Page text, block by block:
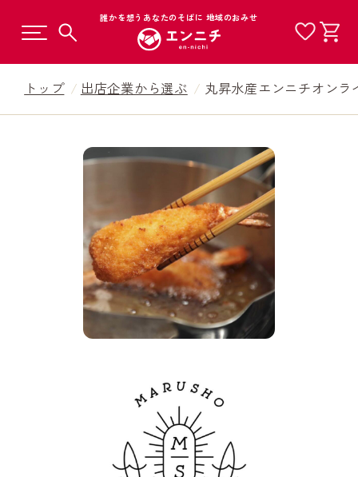
誰かを想うあなたのそばに 地域のおみせ
トップ 出店企業から選ぶ 丸昇水産エンニチオンラ